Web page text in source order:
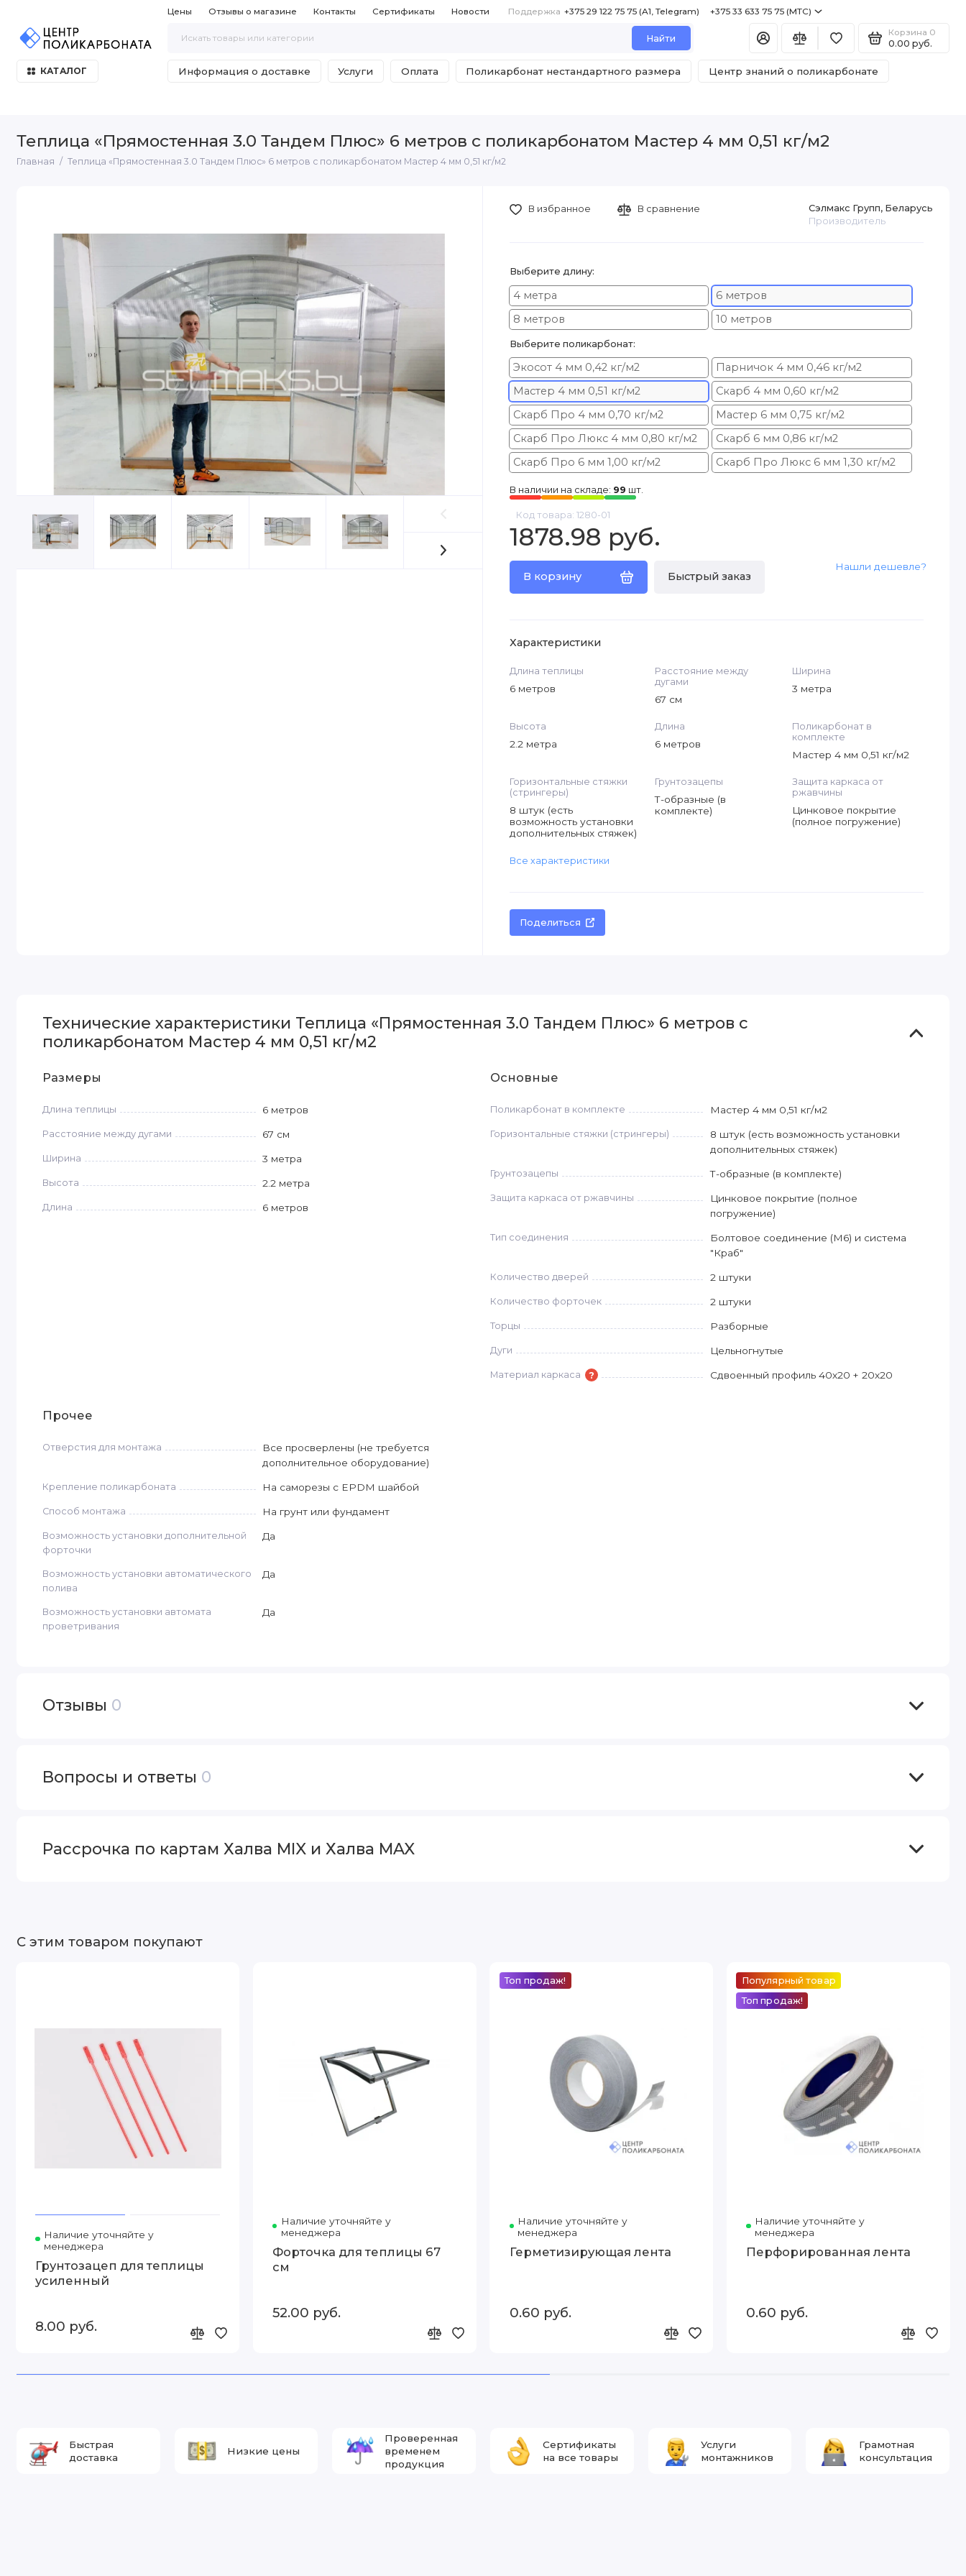
Цены Отзывы о магазине Контакты Сертификаты Новости Поддержка +375 29 122 75 75 (A1, Telegram) +375 33 633 75 75 (МТС)
Найти
Корзина 0
0.00 руб.
КАТАЛОГ Информация о доставке Услуги Оплата Поликарбонат нестандартного размера Центр знаний о поликарбонате
Теплица «Прямостенная 3.0 Тандем Плюс» 6 метров с поликарбонатом Мастер 4 мм 0,51 кг/м2
Главная Теплица «Прямостенная 3.0 Тандем Плюс» 6 метров с поликарбонатом Мастер 4 мм 0,51 кг/м2
В наличии на складе: 99 шт.
Код товара: 1280-01
Сэлмакс Групп, Беларусь
Производитель
1878.98 руб.
В корзину Быстрый заказ
Нашли дешевле?
В избранное В сравнение
Выберите длину:
4 метра
6 метров
8 метров
10 метров
Выберите поликарбонат:
Экосот 4 мм 0,42 кг/м2
Парничок 4 мм 0,46 кг/м2
Мастер 4 мм 0,51 кг/м2
Скарб 4 мм 0,60 кг/м2
Скарб Про 4 мм 0,70 кг/м2
Мастер 6 мм 0,75 кг/м2
Скарб Про Люкс 4 мм 0,80 кг/м2
Скарб 6 мм 0,86 кг/м2
Скарб Про 6 мм 1,00 кг/м2
Скарб Про Люкс 6 мм 1,30 кг/м2
Характеристики
Длина теплицы
6 метров
Расстояние между
дугами
67 см
Ширина
3 метра
Высота
2.2 метра
Длина
6 метров
Поликарбонат в
комплекте
Мастер 4 мм 0,51 кг/м2
Горизонтальные стяжки
(стрингеры)
8 штук (есть
возможность установки
дополнительных стяжек)
Грунтозацепы
Т-образные (в
комплекте)
Защита каркаса от
ржавчины
Цинковое покрытие
(полное погружение)
Все характеристики
Поделиться
Технические характеристики Теплица «Прямостенная 3.0 Тандем Плюс» 6 метров с
поликарбонатом Мастер 4 мм 0,51 кг/м2
Размеры
Длина теплицы 6 метров
Расстояние между дугами 67 см
Ширина 3 метра
Высота 2.2 метра
Длина 6 метров
Основные
Поликарбонат в комплекте Мастер 4 мм 0,51 кг/м2
Горизонтальные стяжки (стрингеры)
8 штук (есть возможность установки
дополнительных стяжек)
Грунтозацепы Т-образные (в комплекте)
Защита каркаса от ржавчины
Цинковое покрытие (полное
погружение)
Тип соединения
Болтовое соединение (М6) и система
"Краб"
Количество дверей 2 штуки
Количество форточек 2 штуки
Торцы Разборные
Дуги Цельногнутые
Материал каркаса ? Сдвоенный профиль 40х20 + 20х20
Прочее
Отверстия для монтажа
Все просверлены (не требуется
дополнительное оборудование)
Крепление поликарбоната На саморезы с EPDM шайбой
Способ монтажа На грунт или фундамент
Возможность установки дополнительной
форточки
Да
Возможность установки автоматического
полива
Да
Возможность установки автомата
проветривания
Да
Отзывы 0
Вопросы и ответы 0
Рассрочка по картам Халва MIX и Халва MAX
С этим товаром покупают
Наличие уточняйте у
менеджера
Грунтозацеп для теплицы
усиленный
8.00 руб.
Наличие уточняйте у
менеджера
Форточка для теплицы 67
см
52.00 руб.
Топ продаж!
Наличие уточняйте у
менеджера
Герметизирующая лента
0.60 руб.
Популярный товар
Топ продаж!
Наличие уточняйте у
менеджера
Перфорированная лента
0.60 руб.
Быстрая
доставка
Низкие цены
Проверенная
временем
продукция
Сертификаты
на все товары
Услуги
монтажников
Грамотная
консультация